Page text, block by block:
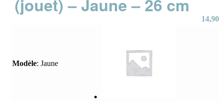
(jouet) – Jaune – 26 cm
14,90
Modèle: Jaune